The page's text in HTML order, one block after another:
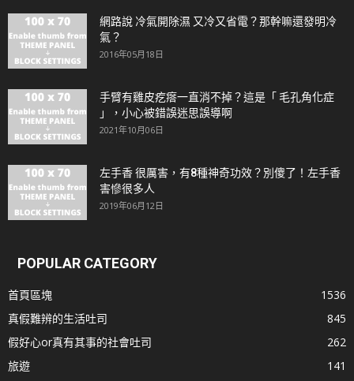
網路說 冷氣開除濕 又冷又省電？那幹嘛還發明冷
氣？
2016年05月18日
手臂有雞皮疙瘩一直消不掉？這是「 毛孔角化症
」，小心被錯誤迷思誤導啊
2021年10月06日
左手香 很厲害，有8種神奇功效？別傻了！左手香
害慘很多人
2019年06月12日
POPULAR CATEGORY
首頁區塊
1536
真假難辨的生活吐司
845
假好心or真有其事的社會吐司
262
旅遊
141